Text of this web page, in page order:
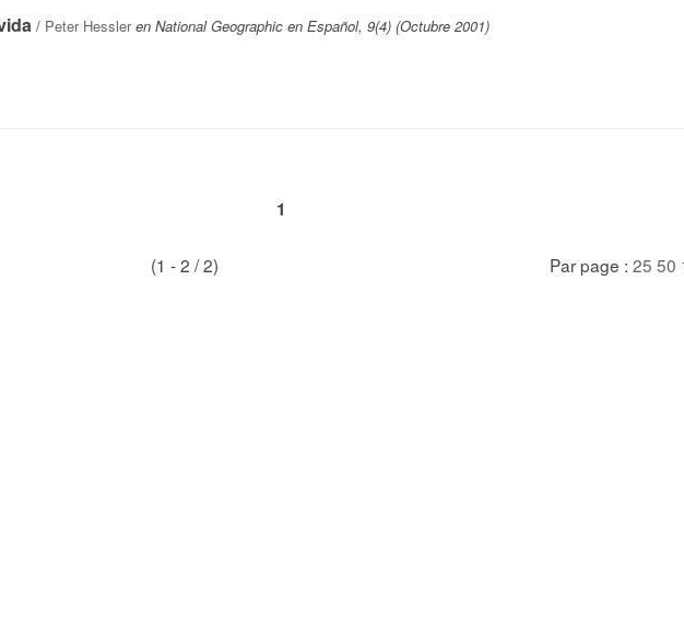
/ Peter Hessler en National Geographic en Español, 9(4) (Octubre 2001)
1
(1 - 2 / 2) Par page : 25 50